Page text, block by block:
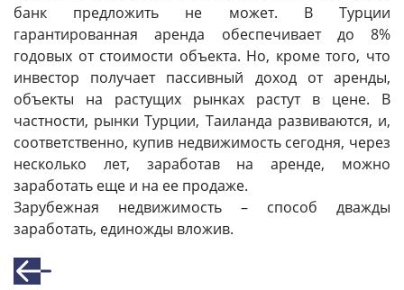
банк предложить не может. В Турции
гарантированная аренда обеспечивает до 8%
годовых от стоимости объекта. Но, кроме того, что
инвестор получает пассивный доход от аренды,
объекты на растущих рынках растут в цене. В
частности, рынки Турции, Таиланда развиваются, и,
соответственно, купив недвижимость сегодня, через
несколько лет, заработав на аренде, можно
заработать еще и на ее продаже.
Зарубежная недвижимость – способ дважды
заработать, единожды вложив.